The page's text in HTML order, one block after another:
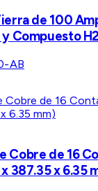
de 100
Compuesto
AB
Cobre de 16
387.35 x 6.35